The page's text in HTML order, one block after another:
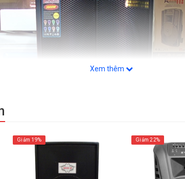
Xem thêm
Giảm 19% Giảm 22%